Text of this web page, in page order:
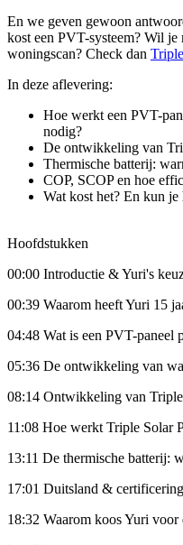
En we geven gewoon
kost een PVT-systeem? Wil
woningscan? Check dan
In deze aflevering:
Hoe werkt een PVT-
nodig?
De ontwikkeling van
Thermische batterij:
COP, SCOP en hoe
Wat kost het? En kun je
Hoofdstukken
00:00 Introductie & Yuri's
00:39 Waarom heeft Yuri 15
04:48 Wat is een PVT-paneel
05:36 De ontwikkeling van
08:14 Ontwikkeling van
11:08 Hoe werkt Triple Solar
13:11 De thermische batterij:
17:01 Duitsland &
18:32 Waarom koos Yuri